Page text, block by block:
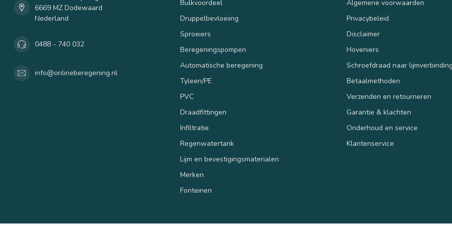
6669 MZ Dodewaard
Nederland
0488 - 740 032
info@onlineberegening.nl
Bulkvoordeel
Druppelbevloeiing
Sproeiers
Beregeningspompen
Automatische beregening
Tyleen/PE
PVC
Draadfittingen
Infiltratie
Regenwatertank
Lijm en bevestigingsmaterialen
Merken
Fonteinen
Algemene voorwaarden
Privacybeleid
Disclaimer
Hoveniers
Schroefdraad naar
Betaalmethoden
Verzenden en retourneren
Garantie & klachten
Onderhoud en service
Klantenservice